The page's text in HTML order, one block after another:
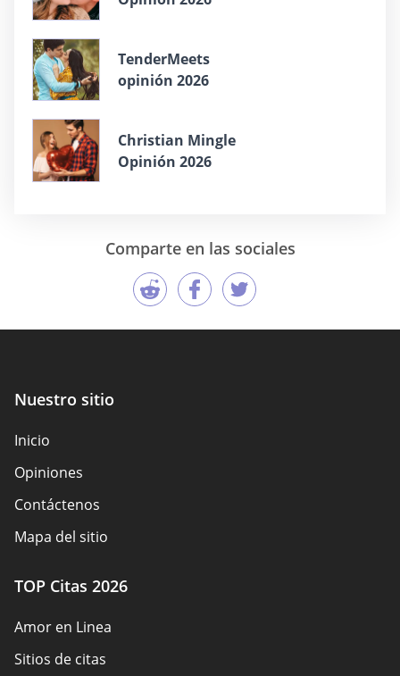
TenderMeets
opinión 2026
Christian Mingle
Opinión 2026
Comparte en las sociales
Nuestro sitio
Inicio
Opiniones
Contáctenos
Mapa del sitio
TOP Citas 2026
Amor en Linea
Sitios de citas